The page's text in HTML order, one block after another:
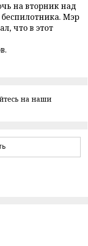
на вторник над
Мэр
что в этот
на наши